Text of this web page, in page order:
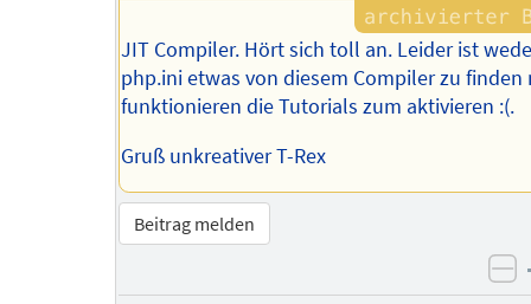
JIT Compiler. Hört sich toll an. Leider ist
php.ini etwas von diesem Compiler zu finden
funktionieren die Tutorials zum aktivieren :(.
Gruß unkreativer T-Rex
Beitrag melden